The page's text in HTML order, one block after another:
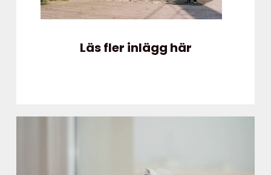
Läs fler inlägg här